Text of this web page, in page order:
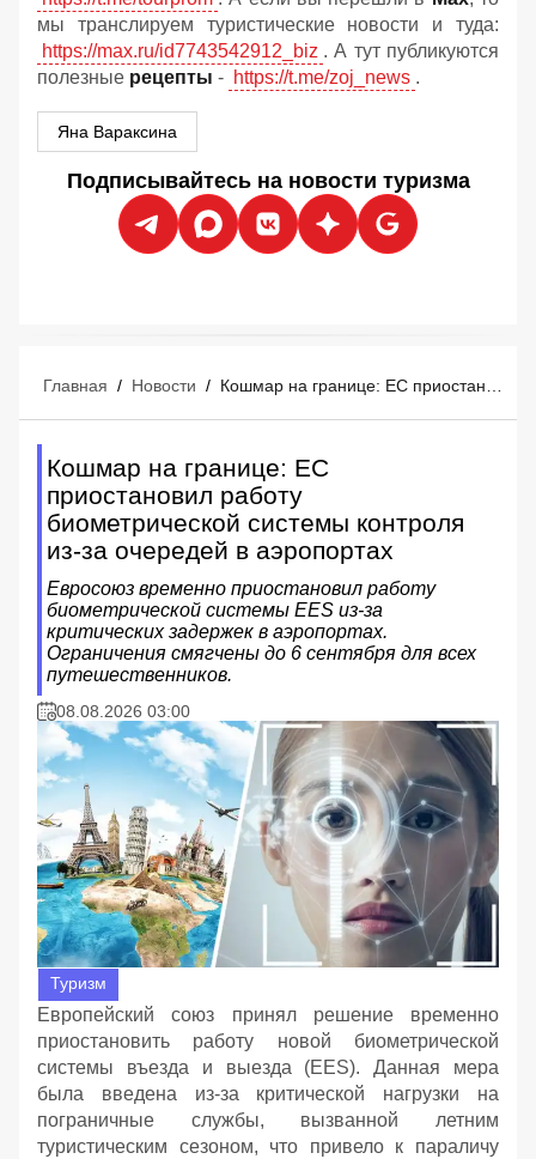
мы транслируем туристические новости и туда:
https://max.ru/id7743542912_biz . А тут публикуются
полезные рецепты - https://t.me/zoj_news .
Яна Вараксина
Подписывайтесь на новости туризма
Главная / Новости / Кошмар на границе: ЕС приостановил работу биометрической системы контроля из-за очередей в аэропортах
Кошмар на границе: ЕС
приостановил работу
биометрической системы контроля
из-за очередей в аэропортах
Евросоюз временно приостановил работу
биометрической системы EES из-за
критических задержек в аэропортах.
Ограничения смягчены до 6 сентября для всех
путешественников.
08.08.2026 03:00
Туризм
Европейский союз принял решение временно
приостановить работу новой биометрической
системы въезда и выезда (EES). Данная мера
была введена из-за критической нагрузки на
пограничные службы, вызванной летним
туристическим сезоном, что привело к параличу